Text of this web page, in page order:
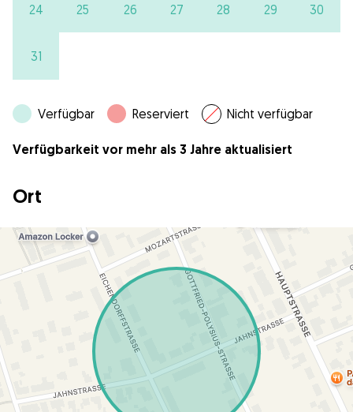
24 25 26 27 28 29 30
31
Verfügbar Reserviert Nicht verfügbar
Verfügbarkeit vor mehr als 3 Jahre aktualisiert
Ort